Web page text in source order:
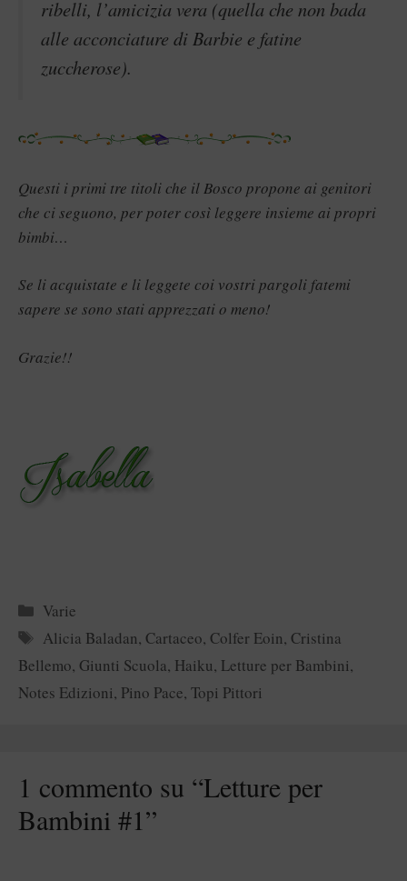
ribelli, l’amicizia vera (quella che non bada
alle acconciature di Barbie e fatine
zuccherose).
Questi i primi tre titoli che il Bosco propone ai genitori
che ci seguono, per poter così leggere insieme ai propri
bimbi…
Se li acquistate e li leggete coi vostri pargoli fatemi
sapere se sono stati apprezzati o meno!
Grazie!!
Categorie
Varie
Tag
Alicia Baladan,Cartaceo,Colfer Eoin,Cristina
Bellemo, Giunti Scuola, Haiku, Letture per Bambini,
Notes Edizioni, Pino Pace, Topi Pittori
1 commento su “Letture per
Bambini #1”